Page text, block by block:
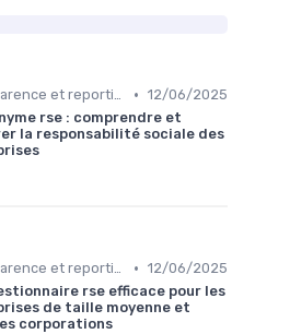
Transparence et reporting • 12/06/2025
rse : comprendre et
la responsabilité sociale des
Transparence et reporting • 12/06/2025
rse efficace pour les
de taille moyenne et
corporations